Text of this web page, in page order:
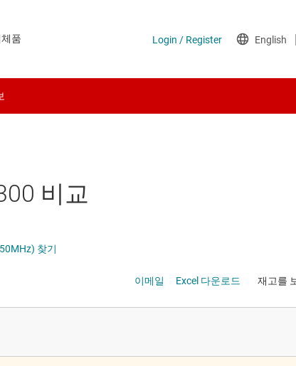
품
서 비교
찾기
이메일 Excel 다운로드 재고를